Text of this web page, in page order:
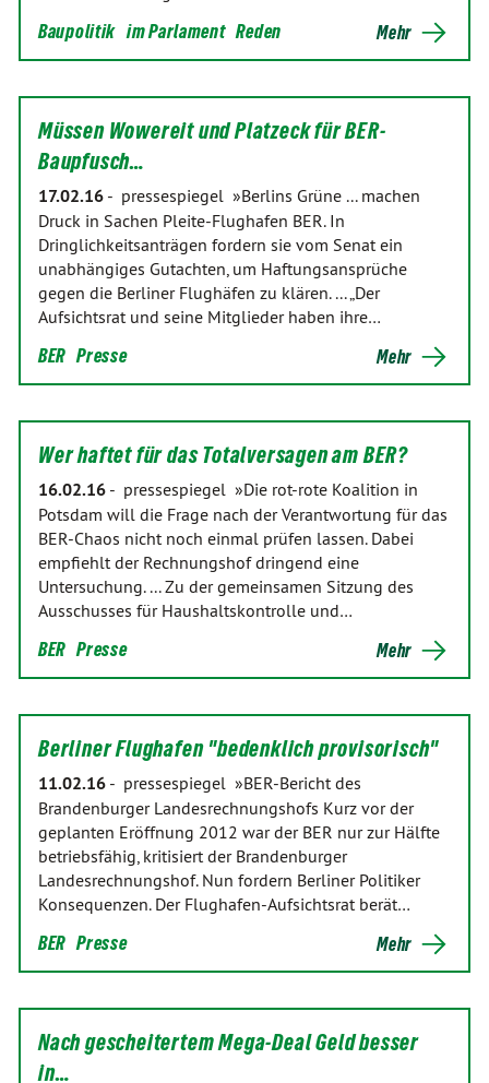
Baupolitik im Parlament Reden Mehr
Müssen Wowereit und Platzeck für BER-
Baupfusch…
17.02.16 - pressespiegel »Berlins Grüne ... machen
Druck in Sachen Pleite-Flughafen BER. In
Dringlichkeitsanträgen fordern sie vom Senat ein
unabhängiges Gutachten, um Haftungsansprüche
gegen die Berliner Flughäfen zu klären. ... „Der
Aufsichtsrat und seine Mitglieder haben ihre…
BER Presse Mehr
Wer haftet für das Totalversagen am BER?
16.02.16 - pressespiegel »Die rot-rote Koalition in
Potsdam will die Frage nach der Verantwortung für das
BER-Chaos nicht noch einmal prüfen lassen. Dabei
empfiehlt der Rechnungshof dringend eine
Untersuchung. ... Zu der gemeinsamen Sitzung des
Ausschusses für Haushaltskontrolle und…
BER Presse Mehr
Berliner Flughafen "bedenklich provisorisch"
11.02.16 - pressespiegel »BER-Bericht des
Brandenburger Landesrechnungshofs Kurz vor der
geplanten Eröffnung 2012 war der BER nur zur Hälfte
betriebsfähig, kritisiert der Brandenburger
Landesrechnungshof. Nun fordern Berliner Politiker
Konsequenzen. Der Flughafen-Aufsichtsrat berät…
BER Presse Mehr
Nach gescheitertem Mega-Deal Geld besser
in…